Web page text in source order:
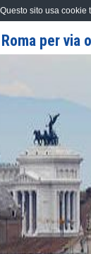
per via
Questo sito usa cookie